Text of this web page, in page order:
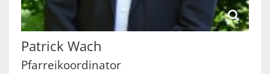
Patrick Wach
Pfarreikoordinator